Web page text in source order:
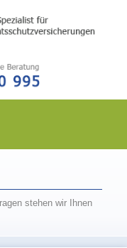
stehen wir Ihnen